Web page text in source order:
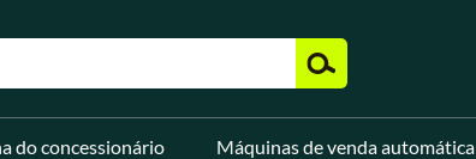
do concessionário Máquinas de venda automática